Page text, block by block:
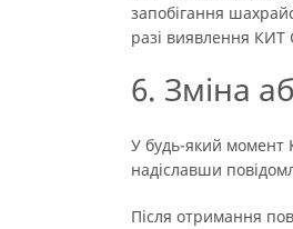
запобігання
разі виявлення КИТ
6. Зміна
У будь-який момент
надіславши
Після отримання